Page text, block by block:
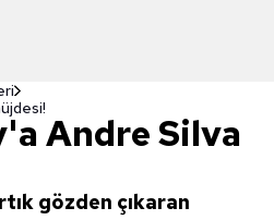
Andre Silva
gözden çıkaran